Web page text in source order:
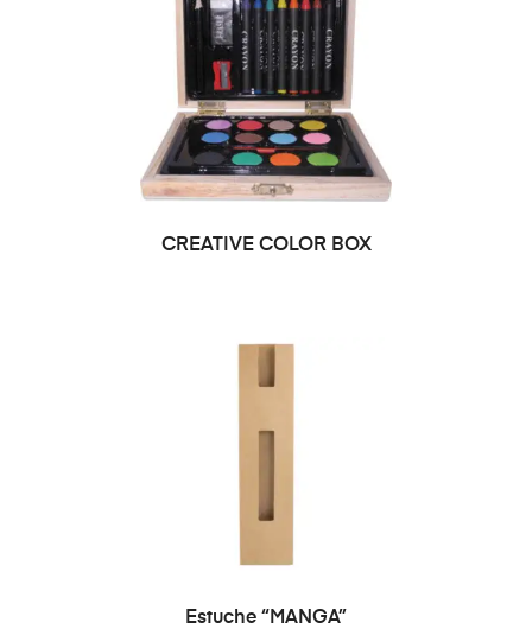
CREATIVE COLOR BOX
Estuche “MANGA”